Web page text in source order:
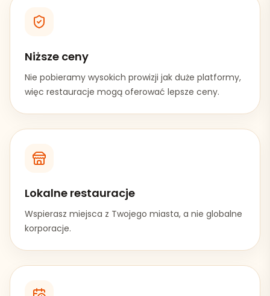
Niższe ceny
Nie pobieramy wysokich prowizji jak duże platformy,
więc restauracje mogą oferować lepsze ceny.
Lokalne restauracje
Wspierasz miejsca z Twojego miasta, a nie globalne
korporacje.